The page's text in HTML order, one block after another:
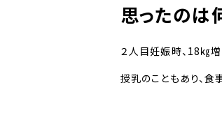
思ったのは
２人目妊娠時、18㎏増
授乳のこともあり、